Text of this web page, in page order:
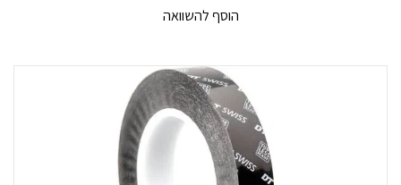
הוסף להשוואה